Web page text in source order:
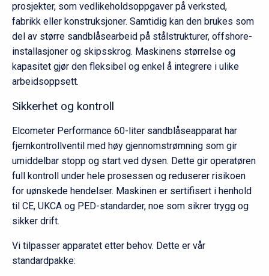
prosjekter, som vedlikeholdsoppgaver på verksted,
fabrikk eller konstruksjoner. Samtidig kan den brukes som
del av større sandblåsearbeid på stålstrukturer, offshore-
installasjoner og skipsskrog. Maskinens størrelse og
kapasitet gjør den fleksibel og enkel å integrere i ulike
arbeidsoppsett.
Sikkerhet og kontroll
Elcometer Performance 60-liter sandblåseapparat har
fjernkontrollventil med høy gjennomstrømning som gir
umiddelbar stopp og start ved dysen. Dette gir operatøren
full kontroll under hele prosessen og reduserer risikoen
for uønskede hendelser. Maskinen er sertifisert i henhold
til CE, UKCA og PED-standarder, noe som sikrer trygg og
sikker drift.
Vi tilpasser apparatet etter behov. Dette er vår
standardpakke: